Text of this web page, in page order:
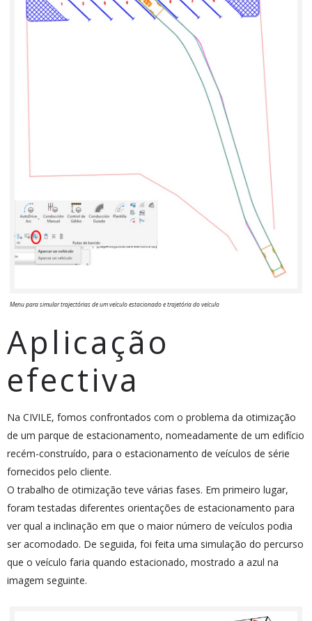
Menu para simular trajectórias de um veículo estacionado e trajetória do veículo
Aplicação
efectiva
Na CIVILE, fomos confrontados com o problema da otimização
de um parque de estacionamento, nomeadamente de um edifício
recém-construído, para o estacionamento de veículos de série
fornecidos pelo cliente.
O trabalho de otimização teve várias fases. Em primeiro lugar,
foram testadas diferentes orientações de estacionamento para
ver qual a inclinação em que o maior número de veículos podia
ser acomodado. De seguida, foi feita uma simulação do percurso
que o veículo faria quando estacionado, mostrado a azul na
imagem seguinte.